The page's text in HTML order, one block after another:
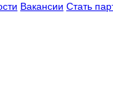
Вакансии Стать